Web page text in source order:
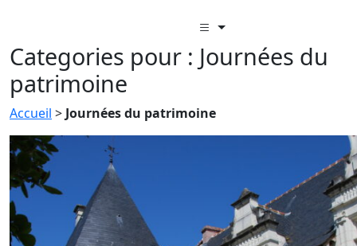
Categories pour : Journées du
patrimoine
Accueil > Journées du patrimoine